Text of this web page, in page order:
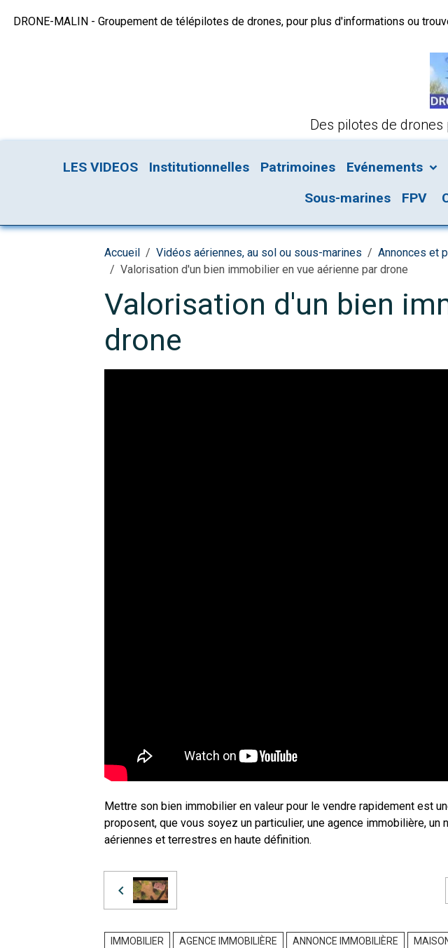
DRONE-MALIN - Groupement de télépilotes de drones, pour plus d'informations ou
Des pilotes de
LES VIDEOS Institutionnelles Patrimoines Evénements
Sous-marines
FPV
Accueil Vidéos aériennes, au sol ou sous-marines
Annonces et
Valorisation d'un bien immobilier en vue aérienne par drone
Valorisation d'un bien
drone
Mettre son bien immobilier en valeur pour le vendre rapidement est
proposent, que vous soyez un particulier, une agence immobilière,
aériennes et terrestres en haute définition.
IMMOBILIER AGENCE IMMOBILIÈRE ANNONCE IMMOBILIÈRE